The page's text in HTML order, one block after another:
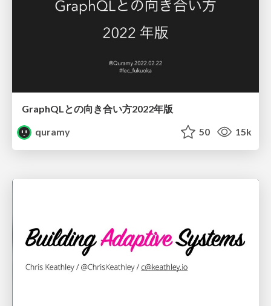
GraphQLとの向き合い方2022年版
quramy
50 15k